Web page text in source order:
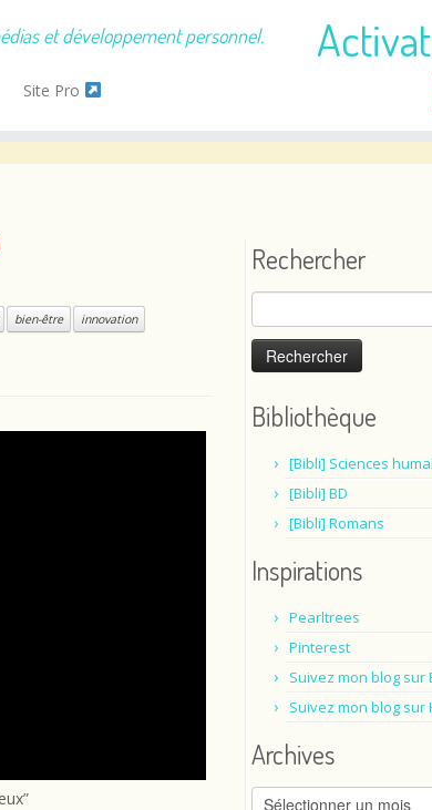
et développement personnel.
Site Pro
bien-être
innovation
Rechercher
Rechercher :
Bibliothèque
[Bibli] Sciences
[Bibli] BD
[Bibli] Romans
Inspirations
Pearltrees
Pinterest
Suivez mon blog sur
Suivez mon blog sur
Archives
Archives